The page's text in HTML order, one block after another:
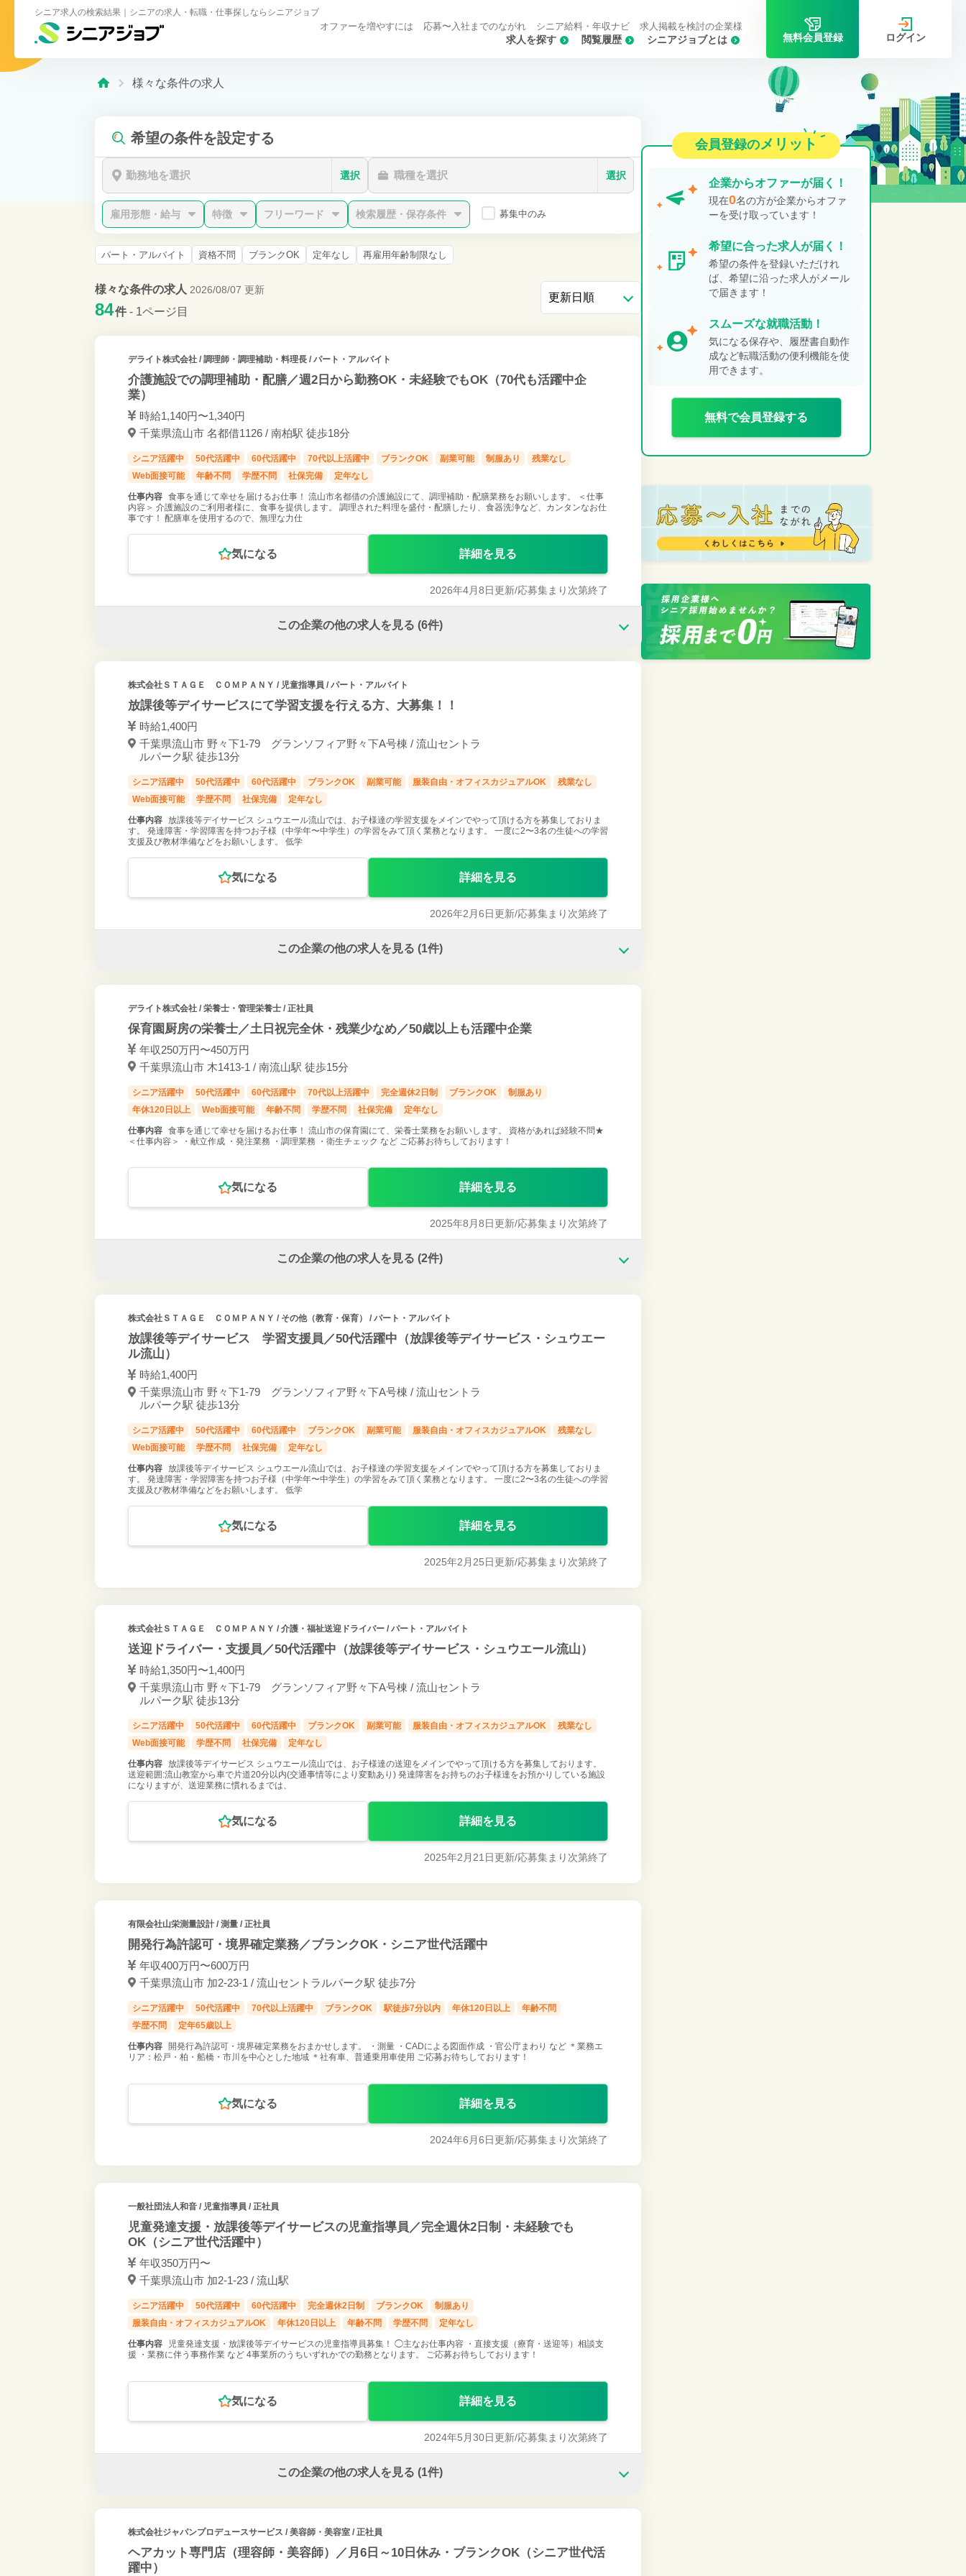
シニア求人の検索結果｜シニアの求人・転職・仕事探しならシニアジョブ
求人を探す シニアジョブとは
閲覧履歴
オファーを増やすには 応募〜入社までのながれ シニア給料・年収ナビ 求人掲載を検討の企業様
無料会員登録 ログイン
様々な条件の求人
希望の条件を設定する
勤務地を選択 選択 職種を選択 選択
雇用形態・給与 特徴 フリーワード 検索履歴・保存条件 募集中のみ
パート・アルバイト 資格不問 ブランクOK 定年なし 再雇用年齢制限なし
様々な条件の求人 2026/08/07 更新
84件 - 1ページ目
デライト株式会社/ 調理師・調理補助・料理長 / パート・アルバイト
介護施設での調理補助・配膳／週2日から勤務OK・未経験でもOK（70代も活躍中企
業）
時給1,140円〜1,340円
千葉県流山市 名都借1126 / 南柏駅 徒歩18分
シニア活躍中 50代活躍中 60代活躍中 70代以上活躍中 ブランクOK 副業可能 制服あり
残業なし
Web面接可能
年齢不問 学歴不問 社保完備 定年なし
仕事内容
食事を通じて幸せを届けるお仕事！ 流山市名都借の介護施設にて、調理補助・配膳業務をお願いします。 ＜仕事
内容＞ 介護施設のご利用者様に、食事を提供します。 調理された料理を盛付・配膳したり、食器洗浄など、カンタンなお仕
事です！ 配膳車を使用するので、無理な力仕
気になる 詳細を見る
2026年4月8日更新/応募集まり次第終了
この企業の他の求人を見る (6件)
株式会社ＳＴＡＧＥ ＣＯＭＰＡＮＹ / 児童指導員 / パート・アルバイト
放課後等デイサービスにて学習支援を行える方、大募集！！
時給1,400円
千葉県流山市 野々下1-79 グランソフィア野々下A号棟 / 流山セントラ
ルパーク駅 徒歩13分
シニア活躍中 50代活躍中 60代活躍中 ブランクOK 副業可能 服装自由・オフィスカジュアルOK
残業なし
Web面接可能
学歴不問 社保完備 定年なし
仕事内容
放課後等デイサービス シュウエール流山では、お子様達の学習支援をメインでやって頂ける方を募集しておりま
す。 発達障害・学習障害を持つお子様（中学年〜中学生）の学習をみて頂く業務となります。 一度に2〜3名の生徒への学習
支援及び教材準備などをお願いします。 低学
気になる 詳細を見る
2026年2月6日更新/応募集まり次第終了
この企業の他の求人を見る (1件)
デライト株式会社/ 栄養士・管理栄養士 / 正社員
保育園厨房の栄養士／土日祝完全休・残業少なめ／50歳以上も活躍中企業
年収250万円〜450万円
千葉県流山市 木1413-1 / 南流山駅 徒歩15分
シニア活躍中 50代活躍中 60代活躍中 70代以上活躍中 完全週休2日制 ブランクOK
制服あり
年休120日以上
Web面接可能 年齢不問 学歴不問 社保完備 定年なし
仕事内容
食事を通じて幸せを届けるお仕事！ 流山市の保育園にて、栄養士業務をお願いします。 資格があれば経験不問★
＜仕事内容＞ ・献立作成 ・発注業務 ・調理業務 ・衛生チェック など ご応募お待ちしております！
気になる 詳細を見る
2025年8月8日更新/応募集まり次第終了
この企業の他の求人を見る (2件)
株式会社ＳＴＡＧＥ ＣＯＭＰＡＮＹ / その他（教育・保育） / パート・アルバイト
放課後等デイサービス 学習支援員／50代活躍中（放課後等デイサービス・シュウエー
ル流山）
時給1,400円
千葉県流山市 野々下1-79 グランソフィア野々下A号棟 / 流山セントラ
ルパーク駅 徒歩13分
シニア活躍中 50代活躍中 60代活躍中 ブランクOK 副業可能 服装自由・オフィスカジュアルOK
残業なし
Web面接可能
学歴不問 社保完備 定年なし
仕事内容
放課後等デイサービス シュウエール流山では、お子様達の学習支援をメインでやって頂ける方を募集しておりま
す。 発達障害・学習障害を持つお子様（中学年〜中学生）の学習をみて頂く業務となります。 一度に2〜3名の生徒への学習
支援及び教材準備などをお願いします。 低学
気になる 詳細を見る
2025年2月25日更新/応募集まり次第終了
株式会社ＳＴＡＧＥ ＣＯＭＰＡＮＹ / 介護・福祉送迎ドライバー / パート・アルバイト
送迎ドライバー・支援員／50代活躍中（放課後等デイサービス・シュウエール流山）
時給1,350円〜1,400円
千葉県流山市 野々下1-79 グランソフィア野々下A号棟 / 流山セントラ
ルパーク駅 徒歩13分
シニア活躍中 50代活躍中 60代活躍中 ブランクOK 副業可能 服装自由・オフィスカジュアルOK
残業なし
Web面接可能
学歴不問 社保完備 定年なし
仕事内容
放課後等デイサービス シュウエール流山では、お子様達の送迎をメインでやって頂ける方を募集しております。
送迎範囲:流山教室から車で片道20分以内(交通事情等により変動あり) 発達障害をお持ちのお子様達をお預かりしている施設
になりますが、送迎業務に慣れるまでは、
気になる 詳細を見る
2025年2月21日更新/応募集まり次第終了
有限会社山栄測量設計/ 測量 / 正社員
開発行為許認可・境界確定業務／ブランクOK・シニア世代活躍中
年収400万円〜600万円
千葉県流山市 加2-23-1 / 流山セントラルパーク駅 徒歩7分
シニア活躍中 50代活躍中 70代以上活躍中 ブランクOK 駅徒歩7分以内 年休120日以上
年齢不問
学歴不問
定年65歳以上
仕事内容
開発行為許認可・境界確定業務をおまかせします。 ・測量 ・CADによる図面作成 ・官公庁まわり など ＊業務エ
リア：松戸・柏・船橋・市川を中心とした地域 ＊社有車、普通乗用車使用 ご応募お待ちしております！
気になる 詳細を見る
2024年6月6日更新/応募集まり次第終了
一般社団法人和音/ 児童指導員 / 正社員
児童発達支援・放課後等デイサービスの児童指導員／完全週休2日制・未経験でも
OK（シニア世代活躍中）
年収350万円〜
千葉県流山市 加2-1-23 / 流山駅
シニア活躍中 50代活躍中 60代活躍中 完全週休2日制 ブランクOK
制服あり
服装自由・オフィスカジュアルOK
年休120日以上 年齢不問 学歴不問 定年なし
仕事内容
児童発達支援・放課後等デイサービスの児童指導員募集！ ◯主なお仕事内容 ・直接支援（療育・送迎等）相談支
援 ・業務に伴う事務作業 など 4事業所のうちいずれかでの勤務となります。 ご応募お待ちしております！
気になる 詳細を見る
2024年5月30日更新/応募集まり次第終了
この企業の他の求人を見る (1件)
株式会社ジャパンプロデュースサービス / 美容師・美容室 / 正社員
ヘアカット専門店（理容師・美容師）／月6日～10日休み・ブランクOK（シニア世代活
躍中）
会員登録のメリット
企業からオファーが届く！
現在0名の方が企業からオファ
ーを受け取っています！
希望に合った求人が届く！
希望の条件を登録いただけれ
ば、希望に沿った求人がメール
で届きます！
スムーズな就職活動！
気になる保存や、履歴書自動作
成など転職活動の便利機能を使
用できます。
無料で会員登録する